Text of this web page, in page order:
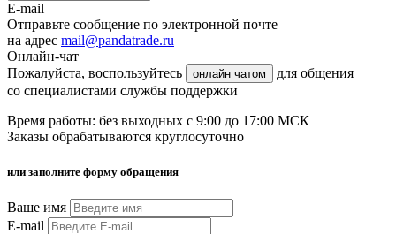
E-mail
Отправьте сообщение по электронной почте
на адрес mail@pandatrade.ru
Онлайн-чат
Пожалуйста, воспользуйтесь
онлайн чатом
для общения
со специалистами службы поддержки
Время работы: без выходных с 9:00 до 17:00 МСК
Заказы обрабатываются круглосуточно
или заполните форму обращения
Ваше имя
E-mail